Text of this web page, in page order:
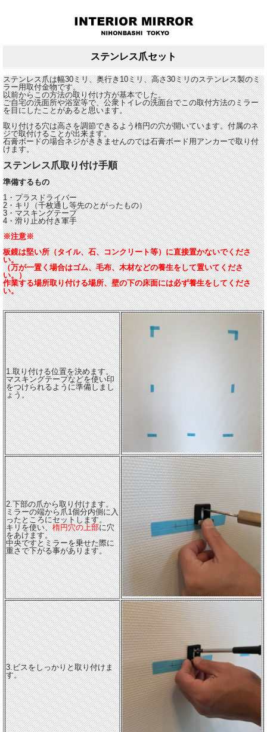
ステンレス爪セット
ステンレス爪は幅30ミリ、奥行き10ミリ、高さ30ミリのステンレス製のミ
ラー用取付金物です。
以前からこの方法の取り付け方が基本でした。
ご自宅の洗面所や浴室等で、公衆トイレの洗面台でこの取付方法のミラー
を目にしたことがあると思います。
取り付ける穴は高さを調節できるよう楕円の穴が開いています。付属のネ
ジで取付けることが出来ます。
石膏ボードの場合ネジがききませんのでは石膏ボード用アンカーで取り付
けます。
ステンレス爪取り付け手順
準備するもの
1・プラスドライバー
2・キリ（千枚通し等先のとがったもの）
3・マスキングテープ
4・滑り止め付き軍手
※注意※
板鏡は堅い所（タイル、石、コンクリート等）に直接置かないでくださ
い。
（万が一置く場合はゴム、毛布、木材などの養生をして置いてくださ
い。）
作業する場所取り付ける場所、壁の下の床面には必ず養生をしてくださ
い。
1.取り付ける位置を決めます。
マスキングテープなどを使い印
をつけられるように準備しまし
ょう。
2.下部の爪から取り付けます。
ミラーの端から爪1個分内側に入
ったところにセットします。
キリを使い、楕円穴の上部に穴
をあけます。
中央ですとミラーを乗せた際に
重さで下がる事があります。
3.ビスをしっかりと取り付けま
す。